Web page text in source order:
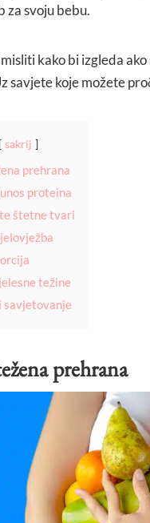
za svoju bebu.
kako bi izgleda
savjete koje možete
sakrij
prehrana
proteina
štetne tvari
težine
savjetovanje
prehrana